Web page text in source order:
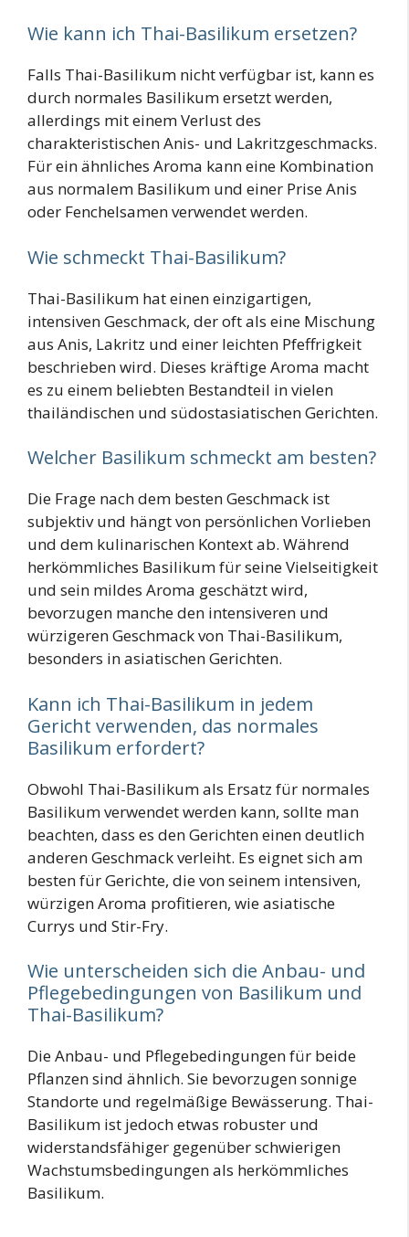
Wie kann ich Thai-Basilikum ersetzen?
Falls Thai-Basilikum nicht verfügbar ist, kann es
durch normales Basilikum ersetzt werden,
allerdings mit einem Verlust des
charakteristischen Anis- und Lakritzgeschmacks.
Für ein ähnliches Aroma kann eine Kombination
aus normalem Basilikum und einer Prise Anis
oder Fenchelsamen verwendet werden.
Wie schmeckt Thai-Basilikum?
Thai-Basilikum hat einen einzigartigen,
intensiven Geschmack, der oft als eine Mischung
aus Anis, Lakritz und einer leichten Pfeffrigkeit
beschrieben wird. Dieses kräftige Aroma macht
es zu einem beliebten Bestandteil in vielen
thailändischen und südostasiatischen Gerichten.
Welcher Basilikum schmeckt am besten?
Die Frage nach dem besten Geschmack ist
subjektiv und hängt von persönlichen Vorlieben
und dem kulinarischen Kontext ab. Während
herkömmliches Basilikum für seine Vielseitigkeit
und sein mildes Aroma geschätzt wird,
bevorzugen manche den intensiveren und
würzigeren Geschmack von Thai-Basilikum,
besonders in asiatischen Gerichten.
Kann ich Thai-Basilikum in jedem
Gericht verwenden, das normales
Basilikum erfordert?
Obwohl Thai-Basilikum als Ersatz für normales
Basilikum verwendet werden kann, sollte man
beachten, dass es den Gerichten einen deutlich
anderen Geschmack verleiht. Es eignet sich am
besten für Gerichte, die von seinem intensiven,
würzigen Aroma profitieren, wie asiatische
Currys und Stir-Fry.
Wie unterscheiden sich die Anbau- und
Pflegebedingungen von Basilikum und
Thai-Basilikum?
Die Anbau- und Pflegebedingungen für beide
Pflanzen sind ähnlich. Sie bevorzugen sonnige
Standorte und regelmäßige Bewässerung. Thai-
Basilikum ist jedoch etwas robuster und
widerstandsfähiger gegenüber schwierigen
Wachstumsbedingungen als herkömmliches
Basilikum.